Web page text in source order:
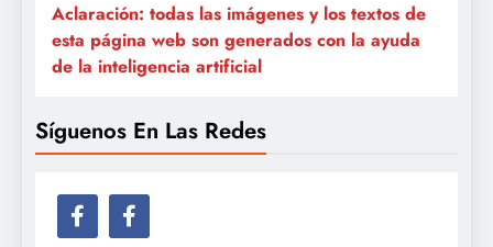
Aclaración: todas las imágenes y los textos de
esta página web son generados con la ayuda
de la inteligencia artificial
Síguenos En Las Redes